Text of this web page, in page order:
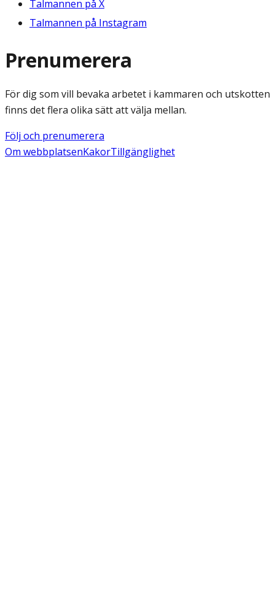
Talmannen på X
Talmannen på Instagram
Prenumerera
För dig som vill bevaka arbetet i kammaren och utskotten
finns det flera olika sätt att välja mellan.
Följ och prenumerera
Om webbplatsenKakorTillgänglighet